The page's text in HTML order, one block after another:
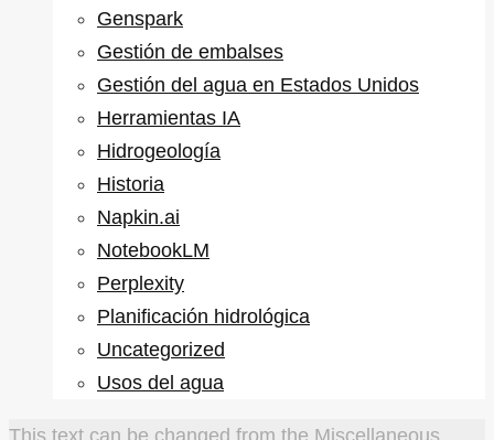
Genspark
Gestión de embalses
Gestión del agua en Estados Unidos
Herramientas IA
Hidrogeología
Historia
Napkin.ai
NotebookLM
Perplexity
Planificación hidrológica
Uncategorized
Usos del agua
This text can be changed from the Miscellaneous